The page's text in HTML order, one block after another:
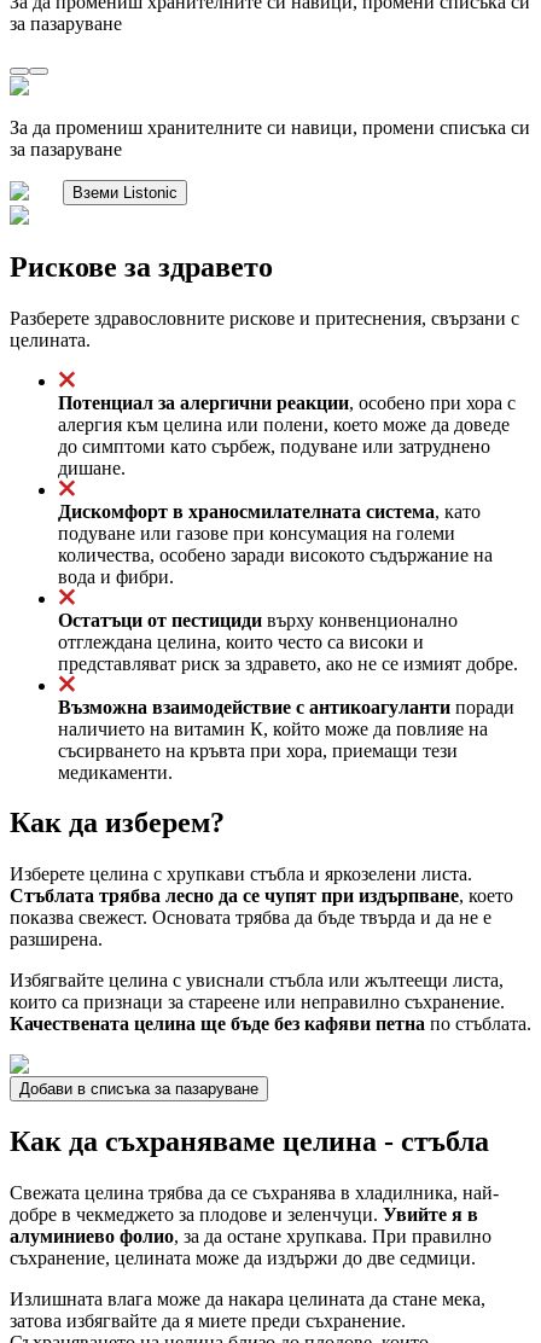
за пазаруване
За да промениш хранителните си навици, промени списъка си
за пазаруване
Вземи Listonic
Рискове за здравето
Разберете здравословните рискове и притеснения, свързани с
целината.
Потенциал за алергични реакции, особено при хора с
алергия към целина или полени, което може да доведе
до симптоми като сърбеж, подуване или затруднено
дишане.
Дискомфорт в храносмилателната система, като
подуване или газове при консумация на големи
количества, особено заради високото съдържание на
вода и фибри.
Остатъци от пестициди върху конвенционално
отглеждана целина, които често са високи и
представляват риск за здравето, ако не се измият добре.
Възможна взаимодействие с антикоагуланти поради
наличието на витамин К, който може да повлияе на
съсирването на кръвта при хора, приемащи тези
медикаменти.
Как да изберем?
Изберете целина с хрупкави стъбла и яркозелени листа.
Стъблата трябва лесно да се чупят при издърпване, което
показва свежест. Основата трябва да бъде твърда и да не е
разширена.
Избягвайте целина с увиснали стъбла или жълтеещи листа,
които са признаци за стареене или неправилно съхранение.
Качествената целина ще бъде без кафяви петна по стъблата.
Добави в списъка за пазаруване
Как да съхраняваме целина - стъбла
Свежата целина трябва да се съхранява в хладилника, най-
добре в чекмеджето за плодове и зеленчуци. Увийте я в
алуминиево фолио, за да остане хрупкава. При правилно
съхранение, целината може да издържи до две седмици.
Излишната влага може да накара целината да стане мека,
затова избягвайте да я миете преди съхранение.